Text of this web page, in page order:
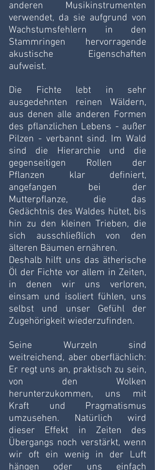
anderen Musikinstrumenten
verwendet, da sie aufgrund von
Wachstumsfehlern in den
Stammringen hervorragende
akustische Eigenschaften
aufweist.
Die Fichte lebt in sehr
ausgedehnten reinen Wäldern,
aus denen alle anderen Formen
des pflanzlichen Lebens - außer
Pilzen - verbannt sind. Im Wald
sind die Hierarchie und die
gegenseitigen Rollen der
Pflanzen klar definiert,
angefangen bei der
Mutterpflanze, die das
Gedächtnis des Waldes hütet, bis
hin zu den kleinen Trieben, die
sich ausschließlich von den
älteren Bäumen ernähren.
Deshalb hilft uns das ätherische
Öl der Fichte vor allem in Zeiten,
in denen wir uns verloren,
einsam und isoliert fühlen, uns
selbst und unser Gefühl der
Zugehörigkeit wiederzufinden.
Seine Wurzeln sind
weitreichend, aber oberflächlich:
Er regt uns an, praktisch zu sein,
von den Wolken
herunterzukommen, uns mit
Kraft und Pragmatismus
umzusehen. Natürlich wird
dieser Effekt in Zeiten des
Übergangs noch verstärkt, wenn
wir oft ein wenig in der Luft
hängen oder uns einfach